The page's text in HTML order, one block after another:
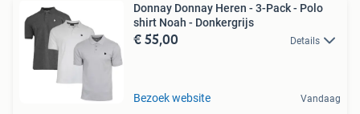
Donnay Donnay Heren - 3-Pack - Polo
shirt Noah - Donkergrijs
€ 55,00 Details
Bezoek website Vandaag